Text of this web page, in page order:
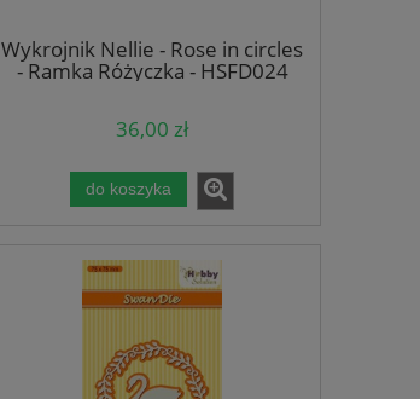
Wykrojnik Nellie - Rose in circles
- Ramka Różyczka - HSFD024
36,00 zł
do koszyka